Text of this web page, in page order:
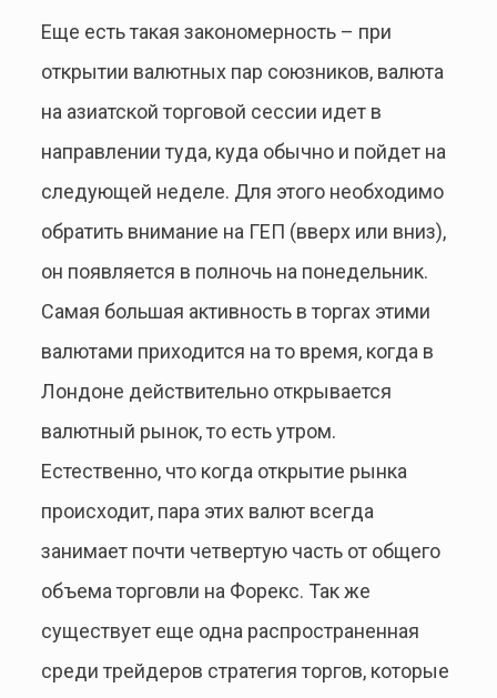
Еще есть такая закономерность – при
открытии валютных пар союзников, валюта
на азиатской торговой сессии идет в
направлении туда, куда обычно и пойдет на
следующей неделе. Для этого необходимо
обратить внимание на ГЕП (вверх или вниз),
он появляется в полночь на понедельник.
Самая большая активность в торгах этими
валютами приходится на то время, когда в
Лондоне действительно открывается
валютный рынок, то есть утром.
Естественно, что когда открытие рынка
происходит, пара этих валют всегда
занимает почти четвертую часть от общего
объема торговли на Форекс. Так же
существует еще одна распространенная
среди трейдеров стратегия торгов, которые